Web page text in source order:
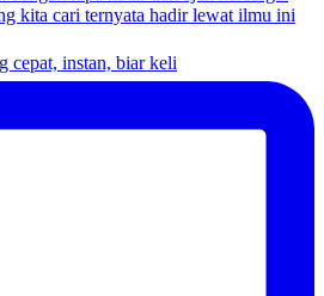
cepat, instan, biar keli